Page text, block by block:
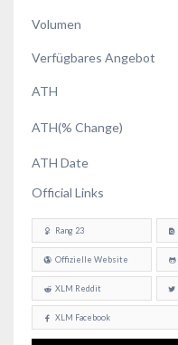
Volumen
Verfügbares Angebot
ATH
ATH(% Change)
ATH Date
Official Links
Rang 23
Offizielle Website
XLM Reddit
XLM Facebook